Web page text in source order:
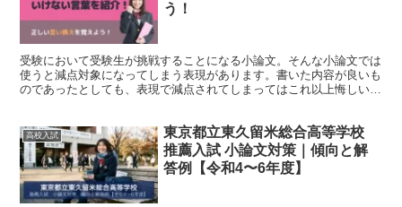
う！
受験において受験生が挑戦することになる小論文。そんな小論文では
使うと減点対象になってしまう表現があります。書いた内容が良いも
のであったとしても、表現で減点されてしまってはこれ以上悔しいこ
高校入試
東京都立東久留米総合高等学校
推薦入試 小論文対策｜傾向と解
答例【令和4〜6年度】